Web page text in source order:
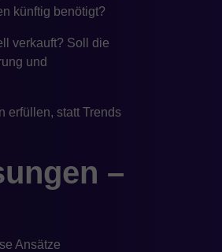
künftig benötigt?
verkauft? Soll die
und
erfüllen, statt Trends
–
Ansätze